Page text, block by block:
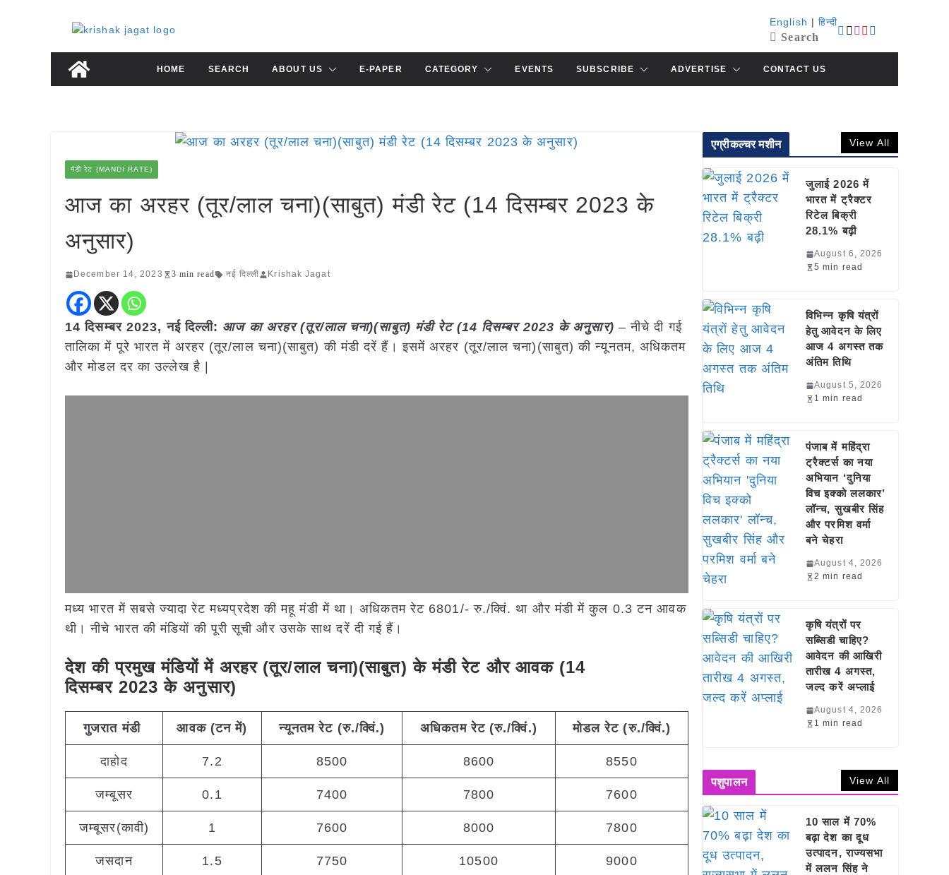
content
English | हिन्दी
Search
HOME SEARCH ABOUT US E-PAPER CATEGORY EVENTS SUBSCRIBE ADVERTISE CONTACT US
मंडी रेट (MANDI RATE)
आज का अरहर (तूर/लाल चना)(साबुत) मंडी रेट (14 दिसम्बर 2023 के
अनुसार)
December 14, 2023 3 min read नई दिल्ली Krishak Jagat
14 दिसम्बर 2023, नई दिल्ली: आज का अरहर (तूर/लाल चना)(साबुत) मंडी रेट (14 दिसम्बर2023 के अनुसार) – नीचे दी गई
तालिका में पूरे भारत में अरहर (तूर/लाल चना)(साबुत) की मंडी दरें हैं। इसमें अरहर (तूर/लाल चना)(साबुत) की न्यूनतम, अधिकतम
और मोडल दर का उल्लेख है |
मध्य भारत में सबसे ज्यादा रेट मध्यप्रदेश की महू मंडी में था। अधिकतम रेट 6801/- रु./क्विं. था और मंडी में कुल 0.3 टन आवक
थी। नीचे भारत की मंडियों की पूरी सूची और उसके साथ दरें दी गई हैं।
देश की प्रमुख मंडियों में अरहर (तूर/लाल चना)(साबुत) के मंडी रेट और आवक (14
दिसम्बर 2023 के अनुसार)
गुजरात मंडी आवक (टन में) न्यूनतम रेट (रु./क्विं.) अधिकतम रेट (रु./क्विं.) मोडल रेट(रु./क्विं.)
दाहोद 7.2 8500 8600 8550
जम्बूसर 0.1 7400 7800 7600
जम्बूसर(कावी) 1 7600 8000 7800
जसदान 1.5 7750 10500 9000
एग्रीकल्चर मशीन View All
जुलाई 2026 में
भारत में ट्रैक्टर
रिटेल बिक्री
28.1% बढ़ी
August 6, 2026
5 min read
विभिन्न कृषि यंत्रों
हेतु आवेदन के लिए
आज 4 अगस्त तक
अंतिम तिथि
August 5, 2026
1 min read
पंजाब में महिंद्रा
ट्रैक्टर्स का नया
अभियान ‘दुनिया
विच इक्को ललकार’
लॉन्च, सुखबीर सिंह
और परमिश वर्मा
बने चेहरा
August 4, 2026
2 min read
कृषि यंत्रों पर
सब्सिडी चाहिए?
आवेदन की आखिरी
तारीख 4 अगस्त,
जल्द करें अप्लाई
August 4, 2026
1 min read
पशुपालन View All
10 साल में 70%
बढ़ा देश का दूध
उत्पादन, राज्यसभा
में ललन सिंह ने